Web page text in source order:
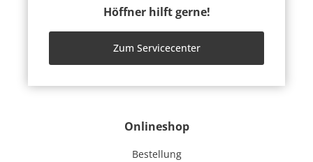
Onlineshop
Bestellung
Höffner hilft gerne!
Zum Servicecenter